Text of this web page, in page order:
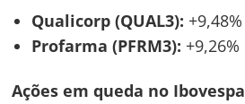
Qualicorp (QUAL3): +9,48%
Profarma (PFRM3): +9,26%
Ações em queda no Ibovespa